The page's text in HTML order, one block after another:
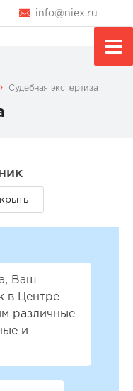
info@niex.ru
Судебная экспертиза
Ваш
в Центре
различные
и